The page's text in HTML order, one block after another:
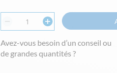
Avez-vous besoin d’un conseil ou
de grandes quantités ?